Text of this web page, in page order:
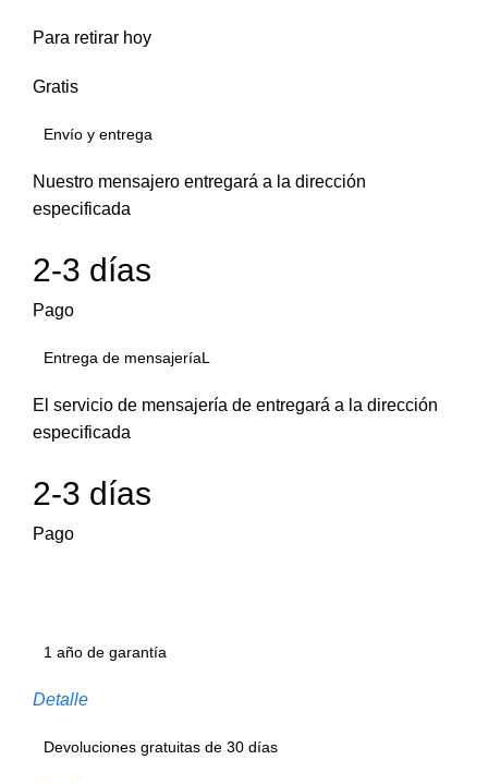
Para retirar hoy
Gratis
Envío y entrega
Nuestro mensajero entregará a la dirección
especificada
2-3 días
Pago
Entrega de mensajeríaL
El servicio de mensajería de entregará a la dirección
especificada
2-3 días
Pago
1 año de garantía
Detalle
Devoluciones gratuitas de 30 días